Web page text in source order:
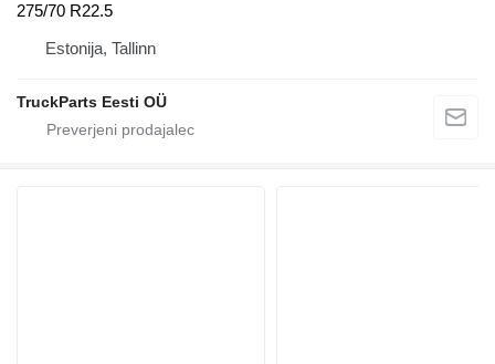
275/70 R22.5
Estonija, Tallinn
TruckParts Eesti OÜ